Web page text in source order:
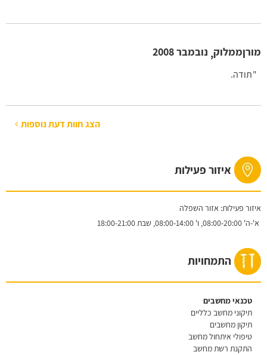
מורןממלוק, נובמבר 2008
תודה.
הצג חוות דעת נוספות
איזור פעילות
איזור פעילות: אזור השפלה
א'-ה'08:00-20:00, ו'08:00-14:00, שבת18:00-21:00
התמחויות
טכנאי מחשבים
תיקוני מחשב כלליים
תיקון מחשבים
טיפולי איתחול מחשב
התקנת רשת מחשב